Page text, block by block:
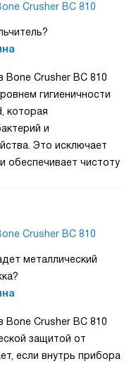
Crusher BC 810
Bone Crusher BC 810
гигиеничности
которая
и
Это исключает
обеспечивает чистоту
Crusher BC 810
металлический
Bone Crusher BC 810
защитой от
если внутрь прибора